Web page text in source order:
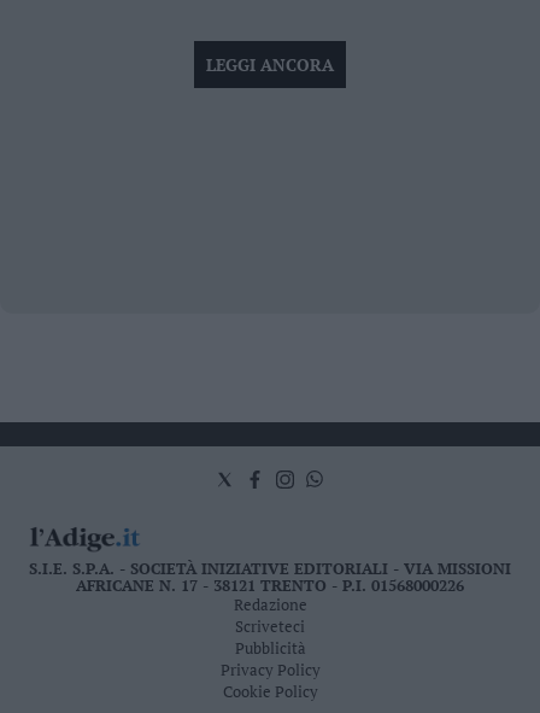
LEGGI ANCORA
S.I.E. S.P.A. - SOCIETÀ INIZIATIVE EDITORIALI - VIA MISSIONI
AFRICANE N. 17 - 38121 TRENTO - P.I. 01568000226
Redazione
Scriveteci
Pubblicità
Privacy Policy
Cookie Policy